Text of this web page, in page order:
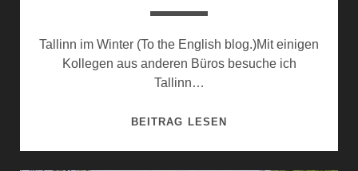
Tallinn im Winter (To the English blog.)Mit einigen
Kollegen aus anderen Büros besuche ich
Tallinn…
BEITRAG LESENDIE